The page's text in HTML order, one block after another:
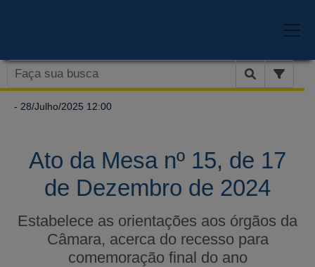
- 28/Julho/2025 12:00
Ato da Mesa nº 15, de 17
de Dezembro de 2024
Estabelece as orientações aos órgãos da
Câmara, acerca do recesso para
comemoração final do ano